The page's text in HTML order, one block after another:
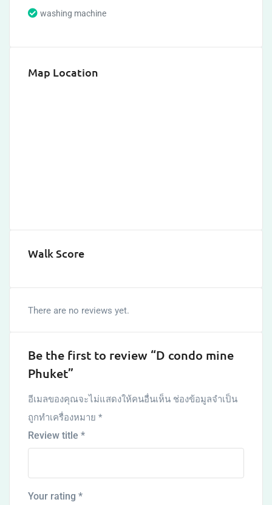
washing machine
Map Location
Walk Score
There are no reviews yet.
Be the first to review “D condo mine
Phuket”
อีเมลของคุณจะไม่แสดงให้คนอื่นเห็น ช่องข้อมูลจำเป็น
ถูกทำเครื่องหมาย *
Review title *
Your rating *